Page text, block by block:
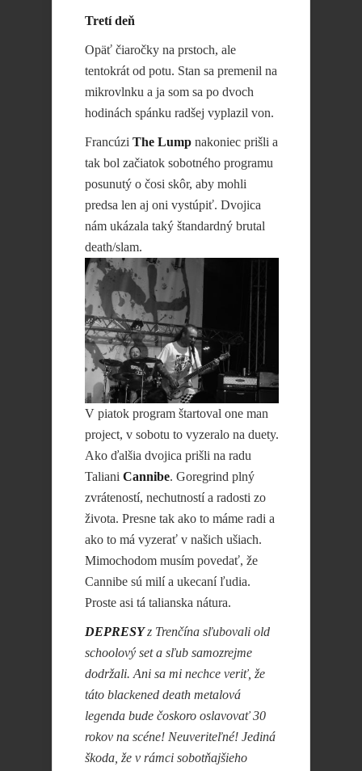
Tretí deň
Opäť čiaročky na prstoch, ale
tentokrát od potu. Stan sa premenil na
mikrovlnku a ja som sa po dvoch
hodinách spánku radšej vyplazil von.
Francúzi The Lump nakoniec prišli a
tak bol začiatok sobotného programu
posunutý o čosi skôr, aby mohli
predsa len aj oni vystúpiť. Dvojica
nám ukázala taký štandardný brutal
death/slam.
V piatok program štartoval one man
project, v sobotu to vyzeralo na duety.
Ako ďalšia dvojica prišli na radu
Taliani Cannibe. Goregrind plný
zvráteností, nechutností a radosti zo
života. Presne tak ako to máme radi a
ako to má vyzerať v našich ušiach.
Mimochodom musím povedať, že
Cannibe sú milí a ukecaní ľudia.
Proste asi tá talianska nátura.
DEPRESYz Trenčína sľubovali old
schoolový set a sľub samozrejme
dodržali. Ani sa mi nechce veriť, že
táto blackened death metalová
legenda bude čoskoro oslavovať 30
rokov na scéne! Neuveriteľné! Jediná
škoda, že v rámci sobotňajšieho